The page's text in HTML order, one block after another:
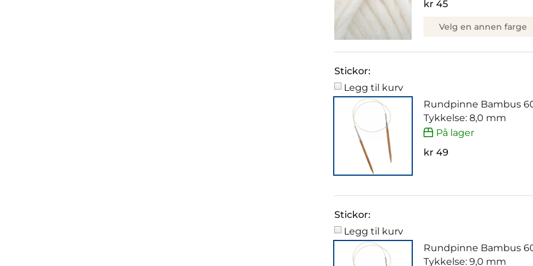
kr 45
Velg en annen farge
Stickor:
Legg til kurv
Rundpinne Bambus
Tykkelse: 8,0 mm
På lager
kr 49
Stickor:
Legg til kurv
Rundpinne Bambus
Tykkelse: 9,0 mm